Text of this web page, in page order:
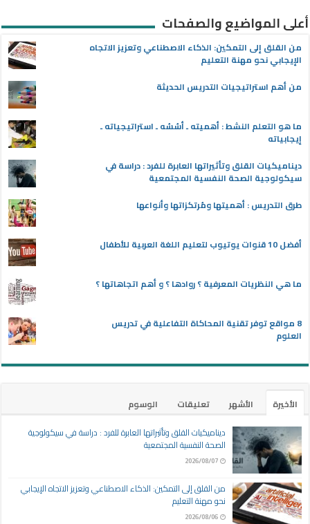
أعلى المواضيع والصفحات
من القلق إلى التمكين: الذكاء الاصطناعي وتعزيز الاتجاه
الإيجابي نحو مهنة التعليم
من أهم استراتيجيات التدريس الحديثة
ما هو التعلم النشط : أهميته ـ أسُسُه ـ استراتيجياته ـ
إيجابياته
ديناميكيات القلق وتأثيراتها العابرة للفرد : دراسة في
سيكولوجية الصحة النفسية المجتمعية
طرق التدريس : أهميتها ومُرتكزاتها وأنواعها
أفضل 10 قنوات يوتيوب لتعليم اللغة العربية للأطفال
ما هي النظريات المعرفية ؟ روادها ؟ و أهم اتجاهاتها ؟
8 مواقع توفر تقنية المحاكاة التفاعلية في تدريس
العلوم
الأخيرة الأشهر تعليقات
الوسوم
ديناميكيات القلق وتأثيراتها العابرة للفرد : دراسة في سيكولوجية
الصحة النفسية المجتمعية
2026/08/07
من القلق إلى التمكين: الذكاء الاصطناعي وتعزيز الاتجاه الإيجابي
نحو مهنة التعليم
2026/08/06